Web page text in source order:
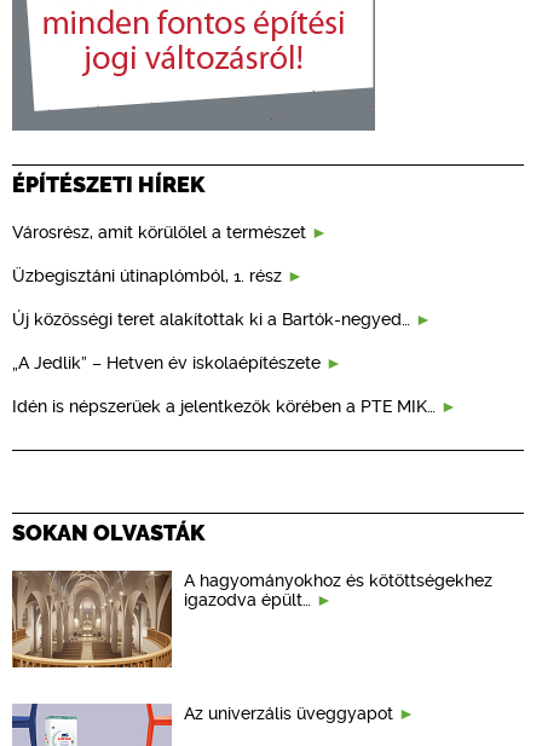
ÉPÍTÉSZETI HÍREK
Városrész, amit körülölel a természet
Üzbegisztáni útinaplómból, 1. rész
Új közösségi teret alakítottak ki a Bartók-negyed…
„A Jedlik” – Hetven év iskolaépítészete
Idén is népszerűek a jelentkezők körében a PTE MIK…
SOKAN OLVASTÁK
A hagyományokhoz és kötöttségekhez
igazodva épült…
Az univerzális üveggyapot